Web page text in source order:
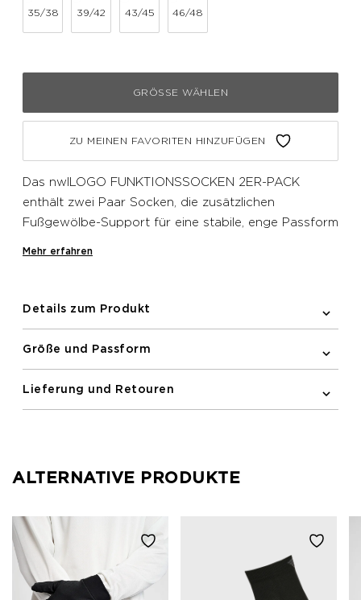
35/38 39/42 43/45 46/48
GRÖSSE WÄHLEN
ZU MEINEN FAVORITEN HINZUFÜGEN
Das nwlLOGO FUNKTIONSSOCKEN 2ER-PACK
enthält zwei Paar Socken, die zusätzlichen
Fußgewölbe-Support für eine stabile, enge Passform
Strickstruktur für verbesserten Halt.
Mehr erfahren
Details zum Produkt
Größe und Passform
Lieferung und Retouren
ALTERNATIVE PRODUKTE